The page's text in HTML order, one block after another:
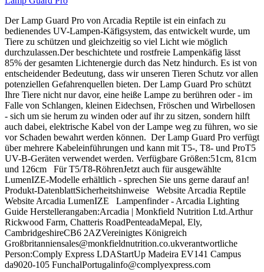
Der Lamp Guard Pro von Arcadia Reptile ist ein einfach zu
bedienendes UV-Lampen-Käfigsystem, das entwickelt wurde, um
Tiere zu schützen und gleichzeitig so viel Licht wie möglich
durchzulassen.Der beschichtete und rostfreie Lampenkäfig lässt
85% der gesamten Lichtenergie durch das Netz hindurch. Es ist von
entscheidender Bedeutung, dass wir unseren Tieren Schutz vor allen
potenziellen Gefahrenquellen bieten. Der Lamp Guard Pro schützt
Ihre Tiere nicht nur davor, eine heiße Lampe zu berühren oder - im
Falle von Schlangen, kleinen Eidechsen, Fröschen und Wirbellosen
- sich um sie herum zu winden oder auf ihr zu sitzen, sondern hilft
auch dabei, elektrische Kabel von der Lampe weg zu führen, wo sie
vor Schaden bewahrt werden können. Der Lamp Guard Pro verfügt
über mehrere Kabeleinführungen und kann mit T5-, T8- und ProT5
UV-B-Geräten verwendet werden. Verfügbare Größen:51cm, 81cm
und 126cm Für T5/T8-RöhrenJetzt auch für ausgewählte
LumenIZE-Modelle erhältlich - sprechen Sie uns gerne darauf an!
Produkt-DatenblattSicherheitshinweise Website Arcadia Reptile
Website Arcadia LumenIZE Lampenfinder - Arcadia Lighting
Guide Herstellerangaben:Arcadia | Monkfield Nutrition Ltd.Arthur
Rickwood Farm, Chatteris RoadPenteadaMepal, Ely,
CambridgeshireCB6 2AZVereinigtes Königreich
Großbritanniensales@monkfieldnutrition.co.ukverantwortliche
Person:Comply Express LDAStartUp Madeira EV141 Campus
da9020-105 FunchalPortugalinfo@complyexpress.com